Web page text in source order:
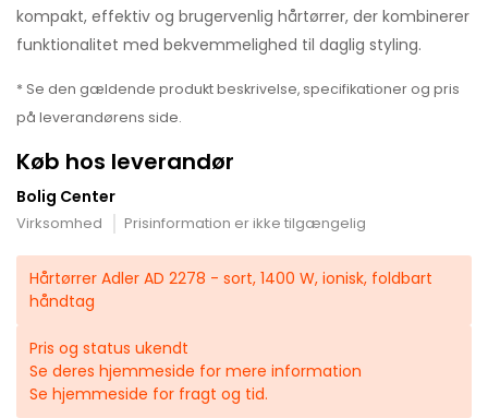
kompakt, effektiv og brugervenlig hårtørrer, der kombinerer
funktionalitet med bekvemmelighed til daglig styling.
* Se den gældende produkt beskrivelse, specifikationer og pris
på leverandørens side.
Køb hos leverandør
Bolig Center
Virksomhed Prisinformation er ikke tilgængelig
Hårtørrer Adler AD 2278 - sort, 1400 W, ionisk, foldbart
håndtag
Pris og status ukendt
Se deres hjemmeside for mere information
Se hjemmeside for fragt og tid.